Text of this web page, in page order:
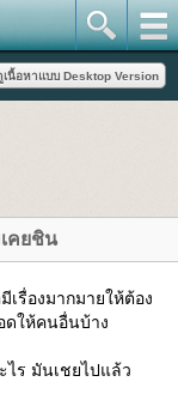
คยชิน
รื่องมากมายให้ต้อง
ดให้คนอื่นบ้าง
ไร มันเชยไปแล้ว